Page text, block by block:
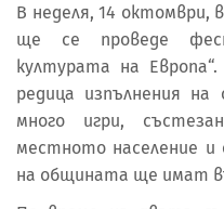
В неделя, 14 октомври,
ще се проведе
културата на
редица изпълнения
много игри,
местното население
на общината ще имат